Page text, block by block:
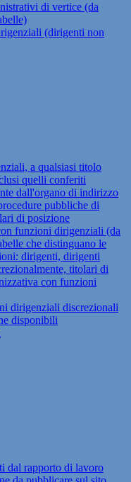
di vertice (da
(dirigenti non
a qualsiasi titolo
quelli conferiti
dall'organo di indirizzo
pubbliche di
di posizione
funzioni dirigenziali (da
che distinguano le
dirigenti, dirigenti
titolari di
con funzioni
dirigenziali discrezionali
disponibili
dal rapporto di lavoro